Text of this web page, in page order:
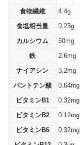
食物繊維
4.4g
食塩相当量
0.23g
カルシウム
50mg
鉄
2.6mg
ナイアシン
3.2mg
パントテン酸
0.64mg
ビタミンB1
0.32mg
ビタミンB2
0.12mg
ビタミンB6
0.32mg